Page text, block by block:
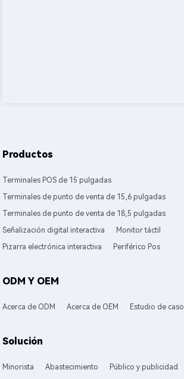
Productos
Terminales POS de 15 pulgadas
Terminales de punto de venta de 15,6 pulgadas
Terminales de punto de venta de 18,5 pulgadas
Señalización digital interactiva
Monitor táctil
Pizarra electrónica interactiva
Periférico Pos
ODM Y OEM
Acerca de ODM Acerca de OEM Estudio de caso
Solución
Minorista Abastecimiento Público y publicidad